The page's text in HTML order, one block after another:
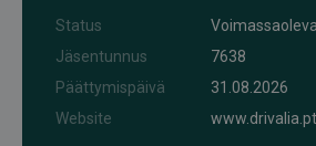
Status
Jäsentunnus
7638
Päättymispäivä
31.08.2026
Website
www.drivalia.pt